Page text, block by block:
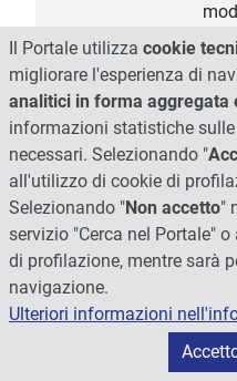
La
45
Il Portale utilizza cookie
migliorare l'esperienza di
analitici in forma aggregata
informazioni statistiche
necessari. Selezionando "
all'utilizzo di cookie di
Selezionando "Non accetto"
servizio "Cerca nel Portale"
di profilazione, mentre sarà
navigazione.
Ulteriori informazioni